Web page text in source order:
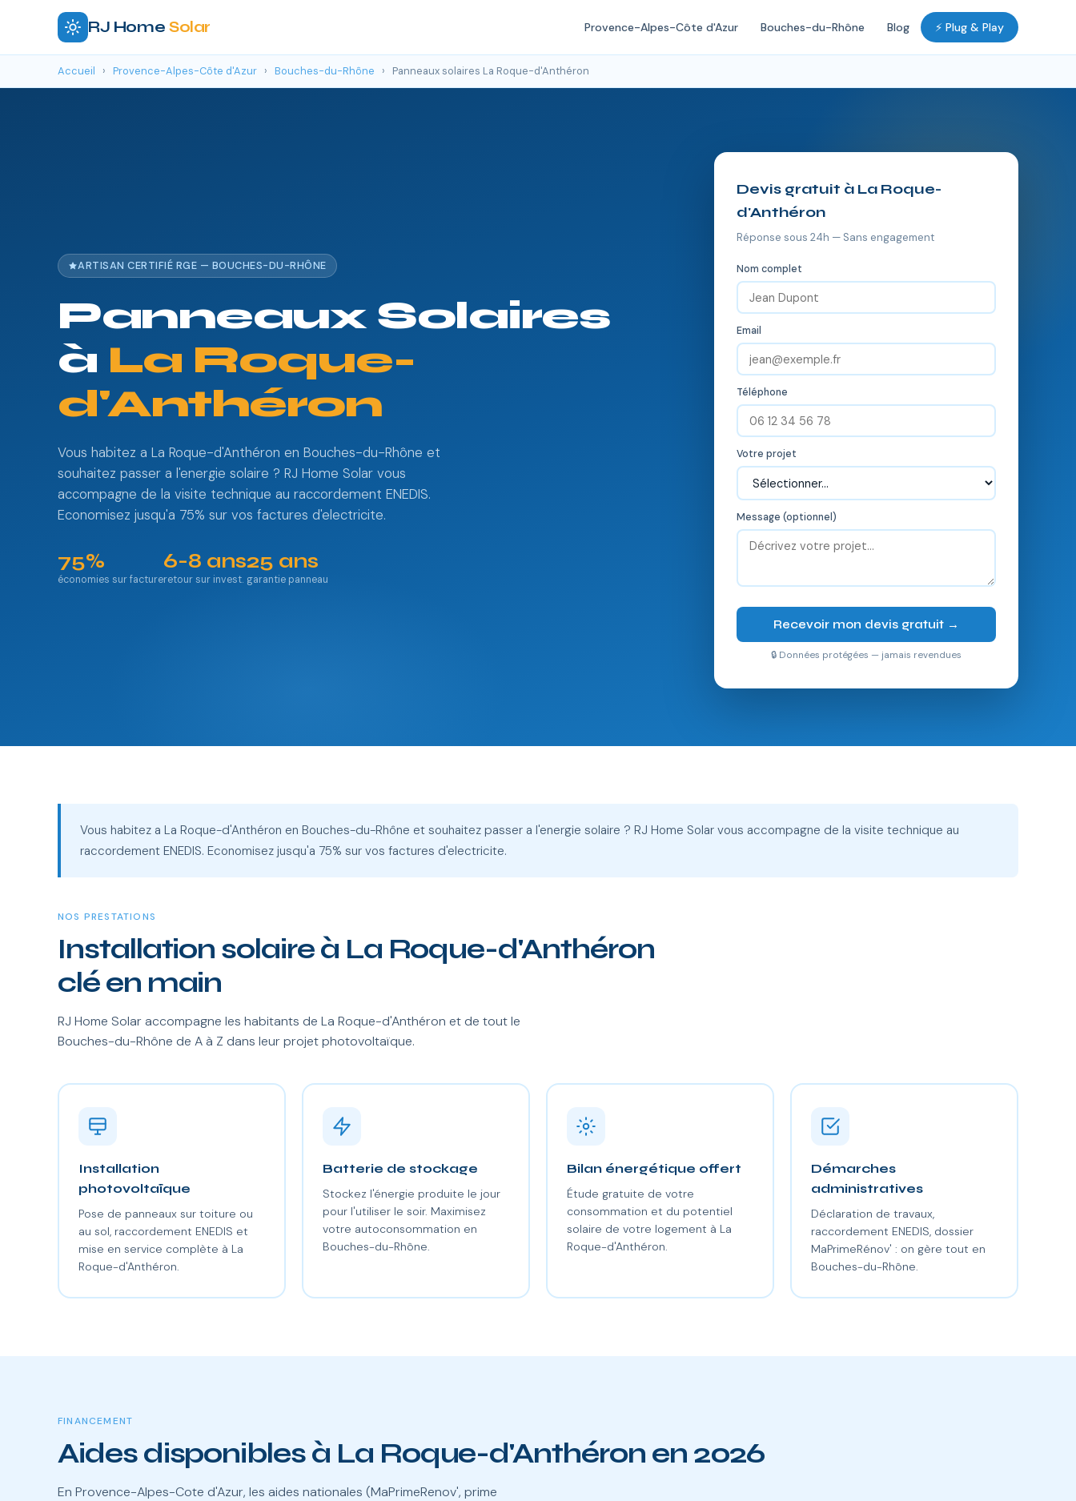
RJ Home Solar Provence-Alpes-Côte d'Azur Bouches-du-Rhône Blog ⚡ Plug & Play
Accueil › Provence-Alpes-Côte d'Azur › Bouches-du-Rhône › Panneaux solaires La Roque-d'Anthéron
ARTISAN CERTIFIÉ RGE — BOUCHES-DU-RHÔNE
Panneaux Solaires
à La Roque-
d'Anthéron
Vous habitez a La Roque-d'Anthéron en Bouches-du-Rhône et
souhaitez passer a l'energie solaire ? RJ Home Solar vous
accompagne de la visite technique au raccordement ENEDIS.
Economisez jusqu'a 75% sur vos factures d'electricite.
75%
économies sur facture
6-8 ans
retour sur invest.
25 ans
garantie panneau
Devis gratuit à La Roque-
d'Anthéron
Réponse sous 24h — Sans engagement
Nom complet
Email
Téléphone
Votre projet
Message (optionnel)
Recevoir mon devis gratuit →
🔒 Données protégées — jamais revendues
Vous habitez a La Roque-d'Anthéron en Bouches-du-Rhône et souhaitez passer a l'energie solaire ? RJ Home Solar vous accompagne de la visite technique au
raccordement ENEDIS. Economisez jusqu'a 75% sur vos factures d'electricite.
NOS PRESTATIONS
Installation solaire à La Roque-d'Anthéron
clé en main
RJ Home Solar accompagne les habitants de La Roque-d'Anthéron et de tout le
Bouches-du-Rhône de A à Z dans leur projet photovoltaïque.
Installation
photovoltaïque
Pose de panneaux sur toiture ou
au sol, raccordement ENEDIS et
mise en service complète à La
Roque-d'Anthéron.
Batterie de stockage
Stockez l'énergie produite le jour
pour l'utiliser le soir. Maximisez
votre autoconsommation en
Bouches-du-Rhône.
Bilan énergétique offert
Étude gratuite de votre
consommation et du potentiel
solaire de votre logement à La
Roque-d'Anthéron.
Démarches
administratives
Déclaration de travaux,
raccordement ENEDIS, dossier
MaPrimeRénov' : on gère tout en
Bouches-du-Rhône.
FINANCEMENT
Aides disponibles à La Roque-d'Anthéron en 2026
En Provence-Alpes-Cote d'Azur, les aides nationales (MaPrimeRenov', prime